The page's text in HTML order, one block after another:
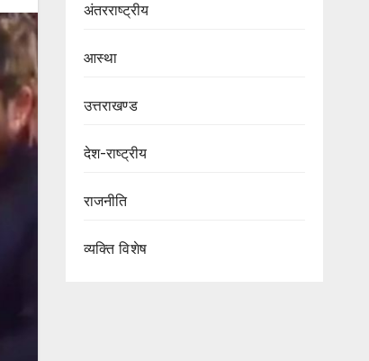
अंतरराष्ट्रीय
आस्था
उत्तराखण्ड
देश-राष्ट्रीय
राजनीति
व्यक्ति विशेष